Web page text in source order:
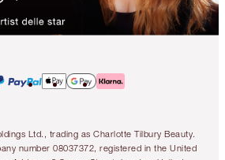
Ltd., trading as Charlotte Tilbury Beauty.
number 08037372, registered in the United